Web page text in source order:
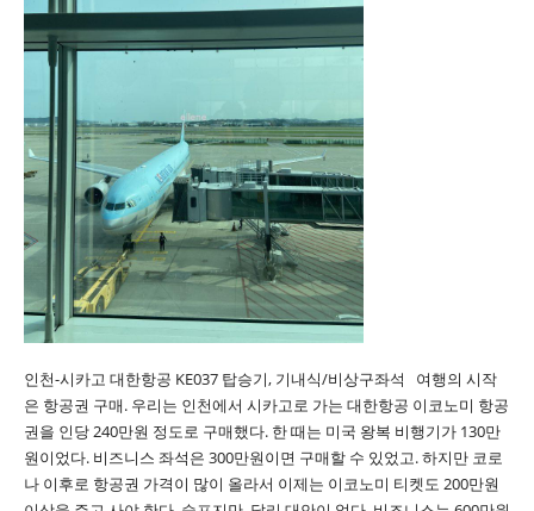
인천-시카고 대한항공 KE037 탑승기, 기내식/비상구좌석 여행의 시작
은 항공권 구매. 우리는 인천에서 시카고로 가는 대한항공 이코노미 항공
권을 인당 240만원 정도로 구매했다. 한 때는 미국 왕복 비행기가 130만
원이었다. 비즈니스 좌석은 300만원이면 구매할 수 있었고. 하지만 코로
나 이후로 항공권 가격이 많이 올라서 이제는 이코노미 티켓도 200만원